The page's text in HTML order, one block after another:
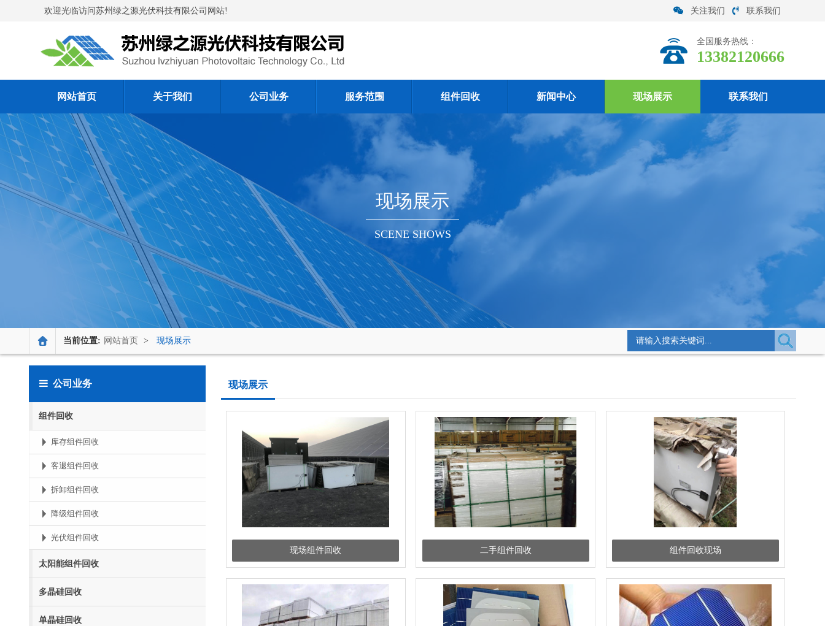
欢迎光临访问苏州绿之源光伏科技有限公司网站! 关注我们 联系我们
全国服务热线：
13382120666
网站首页 关于我们 公司业务 服务范围 组件回收 新闻中心 现场展示 联系我们
现场展示
SCENE SHOWS
当前位置: 网站首页 > 现场展示
公司业务
组件回收
库存组件回收
客退组件回收
拆卸组件回收
降级组件回收
光伏组件回收
太阳能组件回收
多晶硅回收
单晶硅回收
现场展示
现场组件回收 二手组件回收 组件回收现场